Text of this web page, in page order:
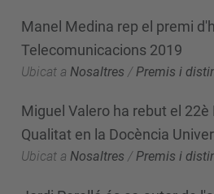
Manel Medina rep el premi
Telecomunicacions 2019
Ubicat a Nosaltres / Premis i
Miguel Valero ha rebut el 22è
Qualitat en la Docència
Ubicat a Nosaltres /Premis i